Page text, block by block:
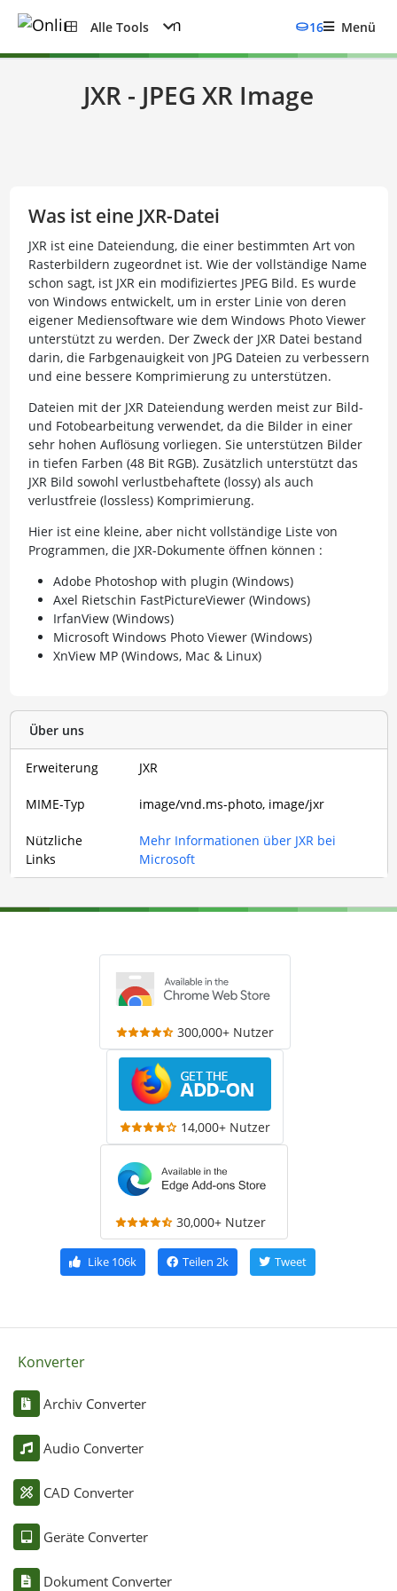
Alle Tools 16 Menü
JXR - JPEG XR Image
Was ist eine JXR-Datei
JXR ist eine Dateiendung, die einer bestimmten Art von
Rasterbildern zugeordnet ist. Wie der vollständige Name
schon sagt, ist JXR ein modifiziertes JPEG Bild. Es wurde
von Windows entwickelt, um in erster Linie von deren
eigener Mediensoftware wie dem Windows Photo Viewer
unterstützt zu werden. Der Zweck der JXR Datei bestand
darin, die Farbgenauigkeit von JPG Dateien zu verbessern
und eine bessere Komprimierung zu unterstützen.
Dateien mit der JXR Dateiendung werden meist zur Bild-
und Fotobearbeitung verwendet, da die Bilder in einer
sehr hohen Auflösung vorliegen. Sie unterstützen Bilder
in tiefen Farben (48 Bit RGB). Zusätzlich unterstützt das
JXR Bild sowohl verlustbehaftete (lossy) als auch
verlustfreie (lossless) Komprimierung.
Hier ist eine kleine, aber nicht vollständige Liste von
Programmen, die JXR-Dokumente öffnen können :
Adobe Photoshop with plugin (Windows)
Axel Rietschin FastPictureViewer (Windows)
IrfanView (Windows)
Microsoft Windows Photo Viewer (Windows)
XnView MP (Windows, Mac & Linux)
Über uns
Erweiterung JXR
MIME-Typ image/vnd.ms-photo, image/jxr
Nützliche
Links
Mehr Informationen über JXR bei
Microsoft
300,000+ Nutzer
14,000+ Nutzer
30,000+ Nutzer
Like 106k Teilen 2k Tweet
Konverter
Archiv Converter
Audio Converter
CAD Converter
Geräte Converter
Dokument Converter